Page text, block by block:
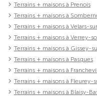
Terrains + maisons à Prenois
Terrains + maisons à
Terrains + maisons à Velars-
Terrains + maisons à Verrey-
Terrains + maisons à Gissey-
Terrains + maisons à Pasques
Terrains + maisons à
Terrains + maisons à Fleurey-
Terrains + maisons à Blaisy-